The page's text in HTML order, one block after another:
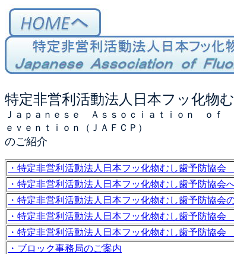
特定非営利活動法人日本フッ化物
Ｊａｐａｎｅｓｅ Ａｓｓｏｃｉａｔｉｏｎ ｏ
ｅｖｅｎｔｉｏｎ（ＪＡＦＣＰ）
のご紹介
・特定非営利活動法人日本フッ化物むし歯予防協
・特定非営利活動法人日本フッ化物むし歯予防協会
・特定非営利活動法人日本フッ化物むし歯予防協会
・特定非営利活動法人日本フッ化物むし歯予防協
・特定非営利活動法人日本フッ化物むし歯予防協会
・ブロック事務局のご案内